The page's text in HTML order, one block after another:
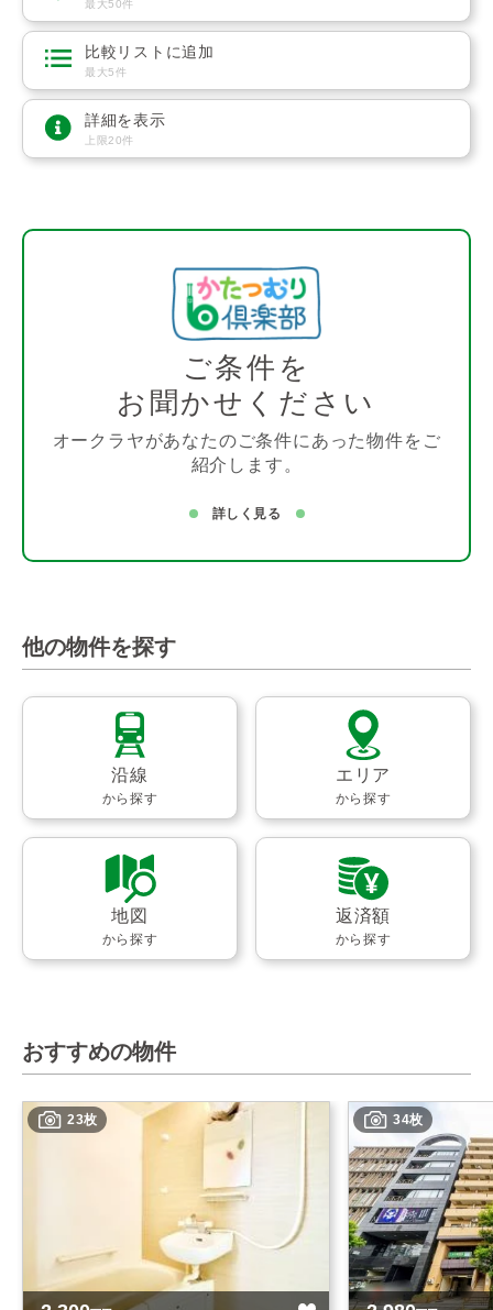
最大50件
比較リストに追加
最大5件
詳細を表示
上限20件
ご条件を
お聞かせください
オークラヤがあなたのご条件にあった物件をご
紹介します。
詳しく見る
他の物件を探す
沿線
から探す
エリア
から探す
地図
から探す
返済額
から探す
おすすめの物件
23枚 34枚